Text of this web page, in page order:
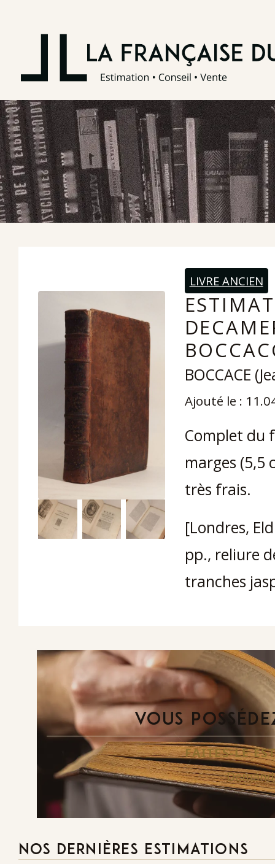
LIVRE ANCIEN
BOCCACE
Ajouté le :
Complet du
marges (5,5
très frais.
[Londres,
pp., reliure
tranches
VOUS
FAITES-LE
NOS DERNIÈRES ESTIMATIONS